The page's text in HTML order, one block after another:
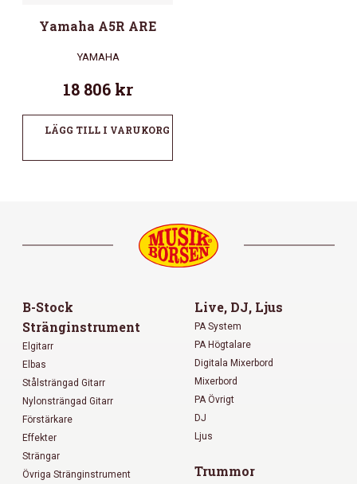
Yamaha A5R ARE
YAMAHA
18 806 kr
LÄGG TILL I VARUKORG
B-Stock
Stränginstrument
Elgitarr
Elbas
Stålsträngad Gitarr
Nylonsträngad Gitarr
Förstärkare
Effekter
Strängar
Övriga Stränginstrument
Live, DJ, Ljus
PA System
PA Högtalare
Digitala Mixerbord
Mixerbord
PA Övrigt
DJ
Ljus
Trummor